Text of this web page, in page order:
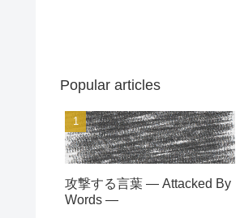
Popular articles
攻撃する言葉 — Attacked By
Words —